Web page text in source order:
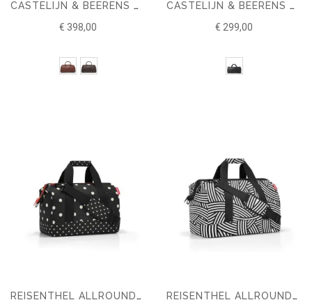
CASTELIJN & BEERENS VERONA WEEKENDTAS
€ 398,00
CASTELIJN & BEERENS NOVEMBER WEEKENDER
€ 299,00
REISENTHEL ALLROUNDER M WEEKENDTAS REISENTHEL ALLROUNDER L WEEKENDTAS